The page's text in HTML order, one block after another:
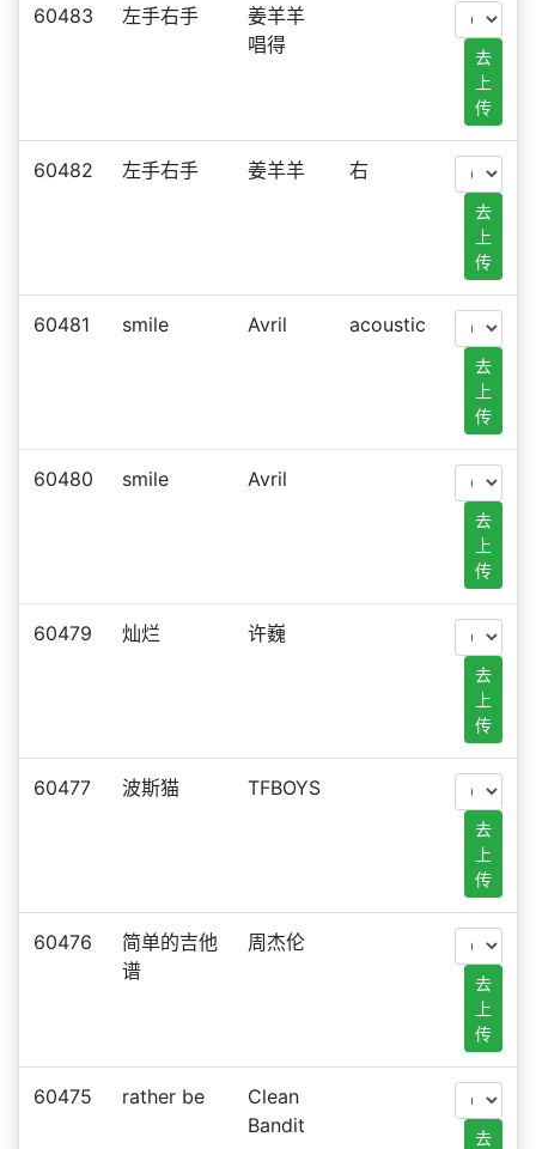
60483 左手右手
姜羊羊
唱得
去
上
传
60482 左手右手 姜羊羊 右
去
上
传
60481 smile Avril acoustic
去
上
传
60480 smile Avril
去
上
传
60479 灿烂 许巍
去
上
传
60477 波斯猫 TFBOYS
去
上
传
60476
简单的吉他
谱
周杰伦
去
上
传
60475 rather be
Clean
Bandit
去